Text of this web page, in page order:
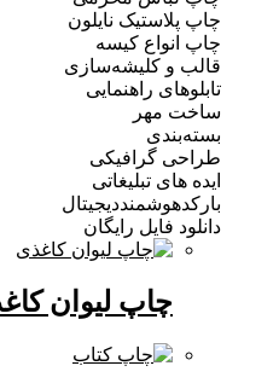
نایلون
کیسه
کلیشه‌سازی
راهنمایی
گرافیکی
تبلیغاتی
فایل رایگان
چاپ لیوان کاغذی(1)